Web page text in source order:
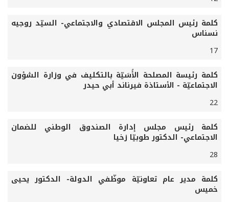
كلمة رئيس المجلس الاقتصادي والاجتماعي- السيّد روجيه
نسناس
17
كلمة رئيسة المصلحة الأُسَيّة بالتكليف في وزارة الشؤون
الاجتماعيّة - الأستاذة فيرناند أبي حيدر
22
كلمة
رئيس مجلس إدارة الصندوق الوطني للضمان
الاجتماعي- الدكتور طوبيّا زخيا
28
كلمة مدير عام تعاونيّة موظّفي الدولة- الدكتور يحيى
خميس